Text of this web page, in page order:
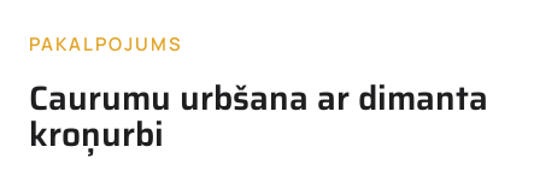
PAKALPOJUMS
Caurumu urbšana ar dimanta
kroņurbi